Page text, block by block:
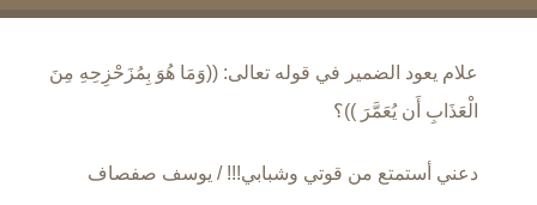
علام يعود الضمير في قوله تعالى: ((وَمَا هُوَ بِمُزَحْزِحِهِ مِنَ
الْعَذَابِ أَن يُعَمَّرَ ))؟
دعني أستمتع من قوتي وشبابي!!! / يوسف صفصاف